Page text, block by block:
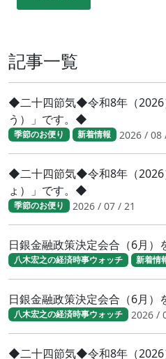
記事一覧
◆二十四節気◆令和8年（2026
う）」です。◆
季節のお便り 新着情報 2026 / 08
◆二十四節気◆令和8年（2026
ょ）」です。◆
季節のお便り 2026 / 07 / 21
日銀金融政策決定会合（6月）
八木宏之の経済時事ウォッチ 新着情
日銀金融政策決定会合（6月）
八木宏之の経済時事ウォッチ 2026 /
◆二十四節気◆令和8年（2026